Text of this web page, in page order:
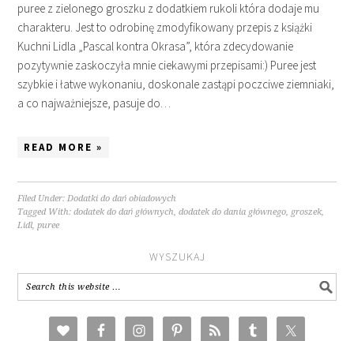
puree z zielonego groszku z dodatkiem rukoli która dodaje mu
charakteru. Jest to odrobinę zmodyfikowany przepis z książki
Kuchni Lidla „Pascal kontra Okrasa”, która zdecydowanie
pozytywnie zaskoczyła mnie ciekawymi przepisami:) Puree jest
szybkie i łatwe wykonaniu, doskonale zastąpi poczciwe ziemniaki,
a co najważniejsze, pasuje do…
READ MORE »
Filed Under:Dodatki do dań obiadowych
Tagged With:dodatek do dań głównych,dodatek do dania głównego, groszek,
Lidl,puree
WYSZUKAJ